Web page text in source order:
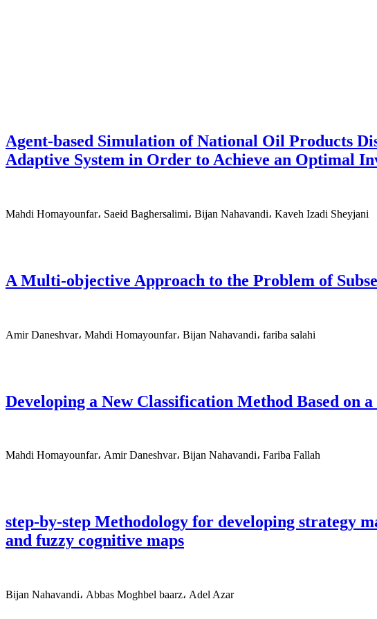
Agent-based Simulation of National Oil Products
Adaptive System in Order to Achieve an Optimal
Mahdi Homayounfar، Saeid Baghersalimi، Bijan Nahavandi، Kaveh Izadi Sheyjani
A Multi-objective Approach to the Problem of
Amir Daneshvar، Mahdi Homayounfar، Bijan Nahavandi، fariba salahi
Developing a New Classification Method Based
Mahdi Homayounfar، Amir Daneshvar، Bijan Nahavandi، Fariba Fallah
step-by-step Methodology for developing strategy
and fuzzy cognitive maps
Bijan Nahavandi، Abbas Moghbel baarz، Adel Azar